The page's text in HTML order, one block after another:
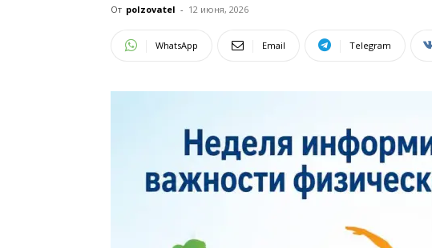
От polzovatel - 12 июня, 2026
WhatsApp Email Telegram